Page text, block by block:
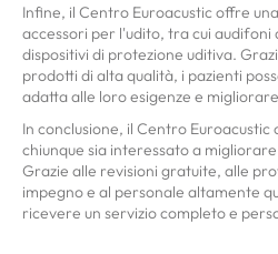
Infine, il Centro Euroacustic offre
accessori per l'udito, tra cui audifoni
dispositivi di protezione uditiva.
prodotti di alta qualità, i pazienti
adatta alle loro esigenze e
In conclusione, il Centro
chiunque sia interessato a
Grazie alle revisioni gratuite, alle
impegno e al personale altamente
ricevere un servizio completo e